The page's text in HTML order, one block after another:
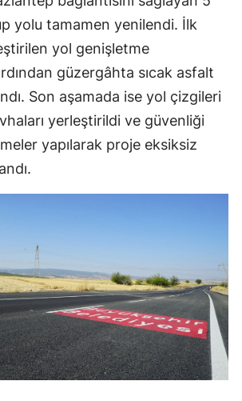
yolu tamamen yenilendi. İlk
yol genişletme
güzergâhta sıcak asfalt
Son aşamada ise yol çizgileri
yerleştirildi ve güvenliği
yapılarak proje eksiksiz